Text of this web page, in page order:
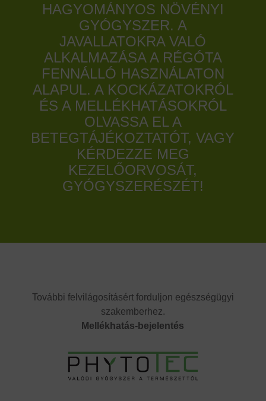
HAGYOMÁNYOS NÖVÉNYI
GYÓGYSZER. A
JAVALLATOKRA VALÓ
ALKALMAZÁSA A RÉGÓTA
FENNÁLLÓ HASZNÁLATON
ALAPUL. A KOCKÁZATOKRÓL
ÉS A MELLÉKHATÁSOKRÓL
OLVASSA EL A
BETEGTÁJÉKOZTATÓT, VAGY
KÉRDEZZE MEG
KEZELŐORVOSÁT,
GYÓGYSZERÉSZÉT!
További felvilágosításért forduljon egészségügyi
szakemberhez.
Mellékhatás-bejelentés